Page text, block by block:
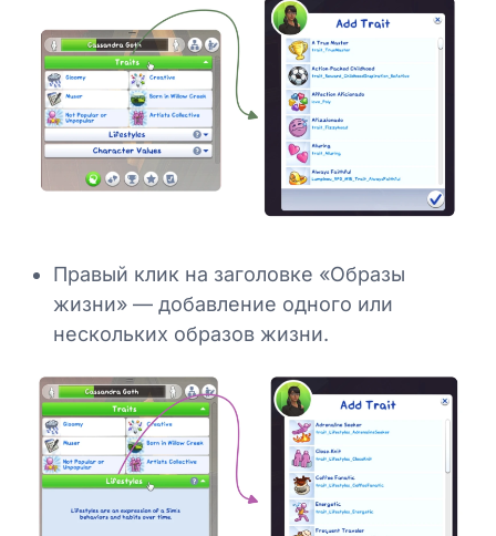
Правый клик на заголовке «Образы
жизни» — добавление одного или
нескольких образов жизни.